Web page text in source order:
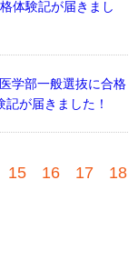
体験記が届きまし
学部一般選抜に合格
が届きました！
15 16 17
18